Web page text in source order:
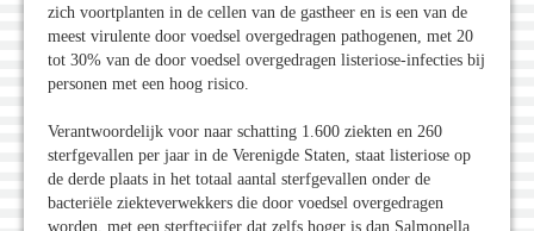
zich voortplanten in de cellen van de gastheer en is een van de
meest virulente door voedsel overgedragen pathogenen, met 20
tot 30% van de door voedsel overgedragen listeriose-infecties bij
personen met een hoog risico.
Verantwoordelijk voor naar schatting 1.600 ziekten en 260
sterfgevallen per jaar in de Verenigde Staten, staat listeriose op
de derde plaats in het totaal aantal sterfgevallen onder de
bacteriële ziekteverwekkers die door voedsel overgedragen
worden, met een sterftecijfer dat zelfs hoger is dan Salmonella